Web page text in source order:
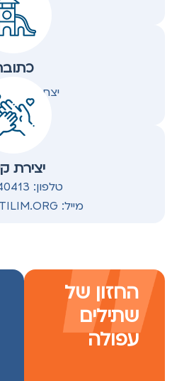
יצחק שמיר 84-86
יצירת
טלפון: 0548540413
מייל: RIKIA@SHTILIM.ORG
החזון של
שתילים
עפולה